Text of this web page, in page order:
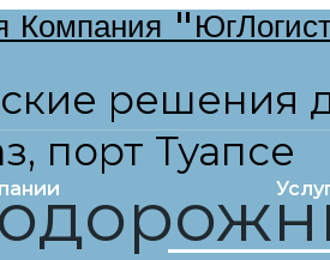
решения
порт Туапсе